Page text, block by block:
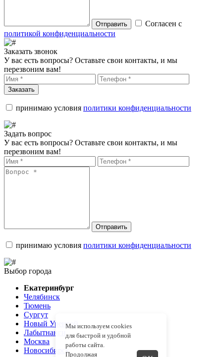
Отправить
Согласен с
политикой конфиденциальности
Заказать звонок
У вас есть вопросы? Оставьте свои контакты, и мы
перезвоним вам!
Заказать
принимаю условия политики конфиденциальности
Задать вопрос
У вас есть вопросы? Оставьте свои контакты, и мы
перезвоним вам!
Отправить
принимаю условия политики конфиденциальности
Выбор города
Екатеринбург
Челябинск
Тюмень
Сургут
Новый Уренгой
Лабытнанги
Москва
Новосибирск
Мы используем cookies
для быстрой и удобной
работы сайта.
Продолжая